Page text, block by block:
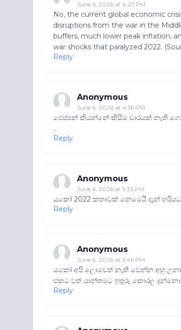
June 6, 2026 at 4:27 PM
No, the current global economic
disruptions from the war in the
buffers, much lower peak inflation,
war shocks that paralyzed 2022.
Reply
Anonymous
June 6, 2026 at 4:56 PM
ජෙප්පන් කියන්නේ කිසිම චාරයක් නැති
..
Reply
Anonymous
June 6, 2026 at 5:33 PM
යකෝ 2022 කතාවක් නෙමෙයි දැන්
Reply
Anonymous
June 6, 2026 at 5:46 PM
යකෝ අපි ලොවෙත් නැති වෙන්න අහු උනා
එකට වත් යාන්තමට ඉතුරු කොරල
Reply